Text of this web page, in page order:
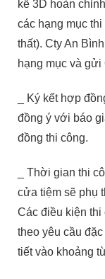
kế 3D hoàn
các hạng mục
thất). Cty An
hạng mục và gửi
_ Ký kết hợp
đồng ý với báo
đồng thi công.
_ Thời gian thi
cửa tiệm sẽ phụ
Các điều kiện thi
theo yêu cầu
tiết vào khoảng